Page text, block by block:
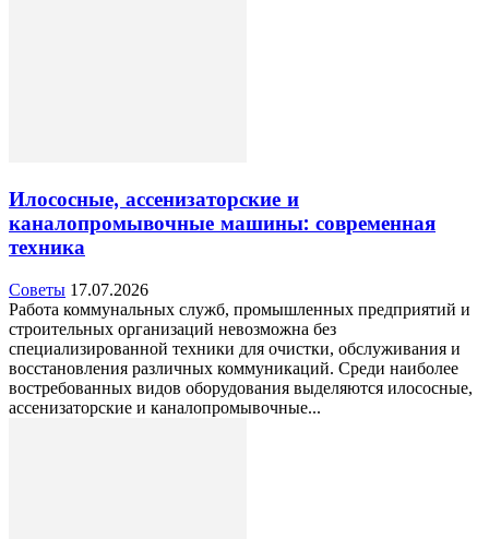
Илососные, ассенизаторские и
каналопромывочные машины: современная
техника
Советы 17.07.2026
Работа коммунальных служб, промышленных предприятий и
строительных организаций невозможна без
специализированной техники для очистки, обслуживания и
восстановления различных коммуникаций. Среди наиболее
востребованных видов оборудования выделяются илососные,
ассенизаторские и каналопромывочные...